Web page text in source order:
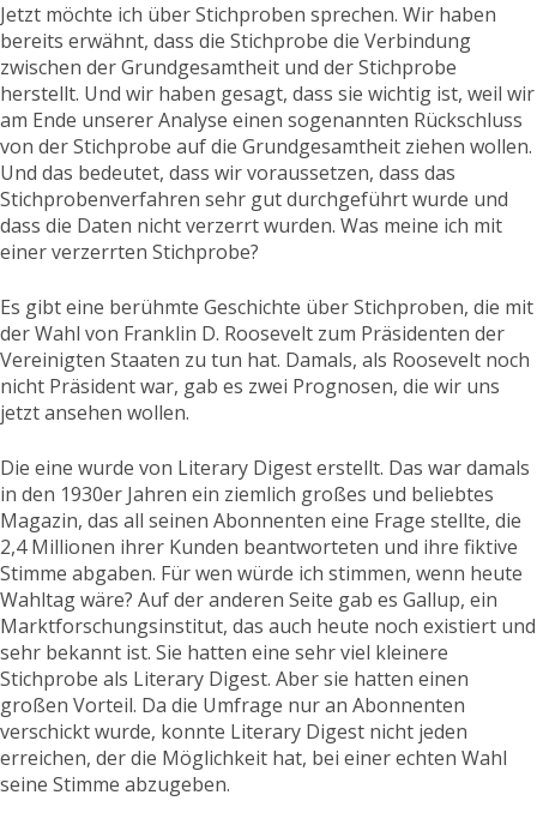
Jetzt möchte ich über Stichproben sprechen. Wir haben
bereits erwähnt, dass die Stichprobe die Verbindung
zwischen der Grundgesamtheit und der Stichprobe
herstellt. Und wir haben gesagt, dass sie wichtig ist, weil wir
am Ende unserer Analyse einen sogenannten Rückschluss
von der Stichprobe auf die Grundgesamtheit ziehen wollen.
Und das bedeutet, dass wir voraussetzen, dass das
Stichprobenverfahren sehr gut durchgeführt wurde und
dass die Daten nicht verzerrt wurden. Was meine ich mit
einer verzerrten Stichprobe?
Es gibt eine berühmte Geschichte über Stichproben, die mit
der Wahl von Franklin D. Roosevelt zum Präsidenten der
Vereinigten Staaten zu tun hat. Damals, als Roosevelt noch
nicht Präsident war, gab es zwei Prognosen, die wir uns
jetzt ansehen wollen.
Die eine wurde von Literary Digest erstellt. Das war damals
in den 1930er Jahren ein ziemlich großes und beliebtes
Magazin, das all seinen Abonnenten eine Frage stellte, die
2,4 Millionen ihrer Kunden beantworteten und ihre fiktive
Stimme abgaben. Für wen würde ich stimmen, wenn heute
Wahltag wäre? Auf der anderen Seite gab es Gallup, ein
Marktforschungsinstitut, das auch heute noch existiert und
sehr bekannt ist. Sie hatten eine sehr viel kleinere
Stichprobe als Literary Digest. Aber sie hatten einen
großen Vorteil. Da die Umfrage nur an Abonnenten
verschickt wurde, konnte Literary Digest nicht jeden
erreichen, der die Möglichkeit hat, bei einer echten Wahl
seine Stimme abzugeben.